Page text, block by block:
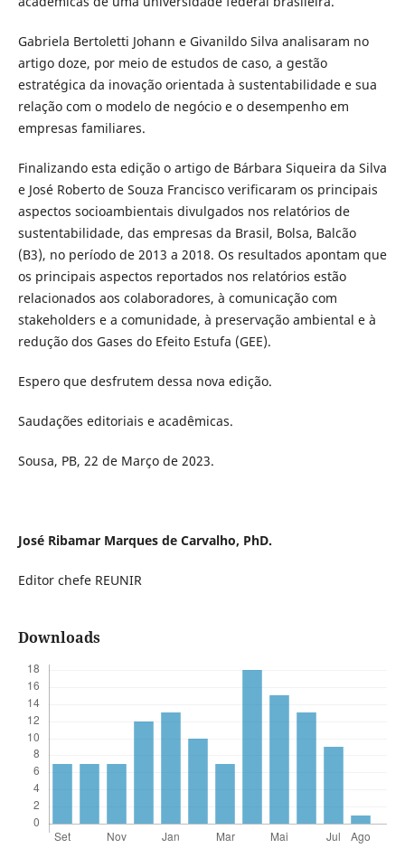
Gabriela Bertoletti Johann e Givanildo Silva analisaram no
artigo doze, por meio de estudos de caso, a gestão
estratégica da inovação orientada à sustentabilidade e sua
relação com o modelo de negócio e o desempenho em
empresas familiares.
Finalizando esta edição o artigo de Bárbara Siqueira da Silva
e José Roberto de Souza Francisco verificaram os principais
aspectos socioambientais divulgados nos relatórios de
sustentabilidade, das empresas da Brasil, Bolsa, Balcão
(B3), no período de 2013 a 2018. Os resultados apontam que
os principais aspectos reportados nos relatórios estão
relacionados aos colaboradores, à comunicação com
stakeholders e a comunidade, à preservação ambiental e à
redução dos Gases do Efeito Estufa (GEE).
Espero que desfrutem dessa nova edição.
Saudações editoriais e acadêmicas.
Sousa, PB, 22 de Março de 2023.
José Ribamar Marques de Carvalho, PhD.
Editor chefe REUNIR
Downloads